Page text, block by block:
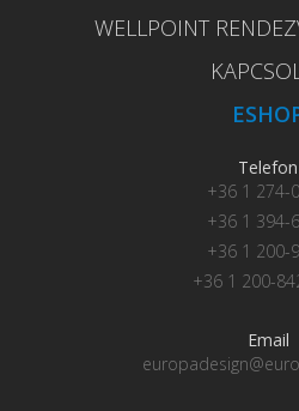
WELLPOINT
Telefon
+36 1 274-
+36 1 394-
+36 1 200-
+36 1 200-
Email